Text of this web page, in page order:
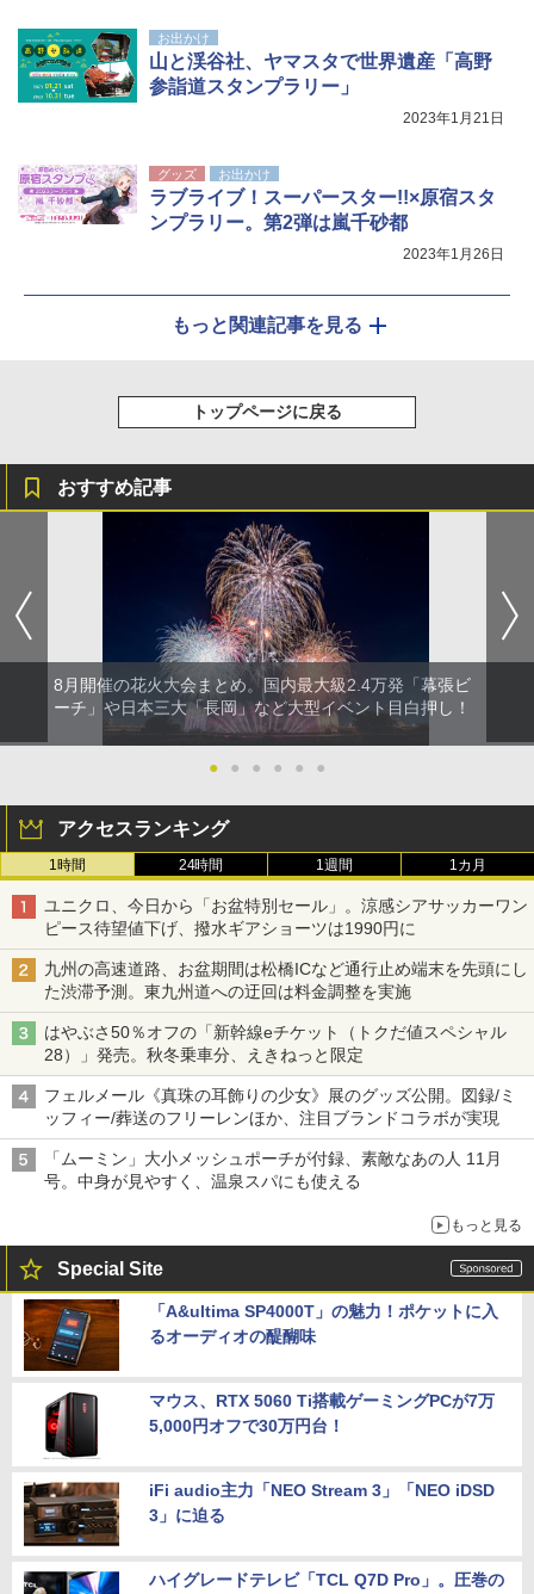
お出かけ
山と渓谷社、ヤマスタで世界遺産「高野
参詣道スタンプラリー」
2023年1月21日
グッズ お出かけ
ラブライブ！スーパースター!!×原宿スタ
ンプラリー。第2弾は嵐千砂都
2023年1月26日
もっと関連記事を見る
トップページに戻る
おすすめ記事
8月開催の花火大会まとめ。国内最大級2.4万発「幕張ビ
ーチ」や日本三大「長岡」など大型イベント目白押し！
● ● ● ● ● ●
アクセスランキング
1時間 24時間 1週間 1カ月
ユニクロ、今日から「お盆特別セール」。涼感シアサッカーワン
ピース待望値下げ、撥水ギアショーツは1990円に
九州の高速道路、お盆期間は松橋ICなど通行止め端末を先頭にし
た渋滞予測。東九州道への迂回は料金調整を実施
はやぶさ50％オフの「新幹線eチケット（トクだ値スペシャル
28）」発売。秋冬乗車分、えきねっと限定
フェルメール《真珠の耳飾りの少女》展のグッズ公開。図録/ミ
ッフィー/葬送のフリーレンほか、注目ブランドコラボが実現
「ムーミン」大小メッシュポーチが付録、素敵なあの人 11月
号。中身が見やすく、温泉スパにも使える
もっと見る
Special Site
「A&ultima SP4000T」の魅力！ポケットに入
るオーディオの醍醐味
マウス、RTX 5060 Ti搭載ゲーミングPCが7万
5,000円オフで30万円台！
iFi audio主力「NEO Stream 3」「NEO iDSD
3」に迫る
ハイグレードテレビ「TCL Q7D Pro」。圧巻の